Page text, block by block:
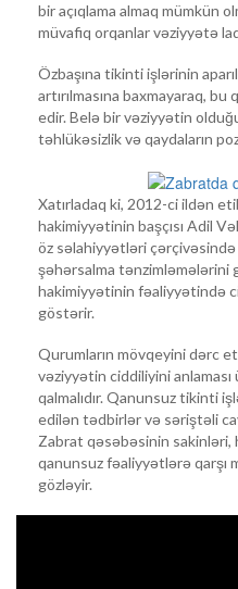
bir açıqlama almaq mümkün
müvafiq orqanlar vəziyyətə
Özbaşına tikinti işlərinin
artırılmasına baxmayaraq,
edir. Belə bir vəziyyətin
təhlükəsizlik və qaydaların
Xatırladaq ki, 2012-ci ildən
hakimiyyətinin başçısı Adil
öz səlahiyyətləri çərçivəsində
şəhərsalma tənzimləmələrini
hakimiyyətinin fəaliyyətində
göstərir.
Qurumların mövqeyini dərc
vəziyyətin ciddiliyini
qalmalıdır. Qanunsuz tikinti
edilən tədbirlər və səriştəli
Zabrat qəsəbəsinin
qanunsuz fəaliyyətlərə qarşı
gözləyir.